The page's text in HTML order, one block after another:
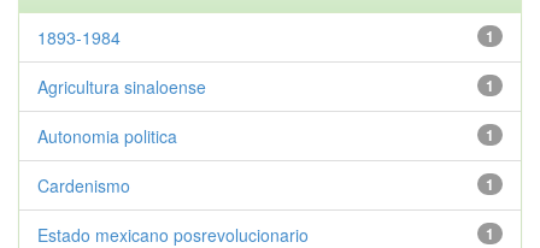
1
1893-1984
1
Agricultura sinaloense
1
Autonomia politica
1
Cardenismo
1
Estado mexicano posrevolucionario